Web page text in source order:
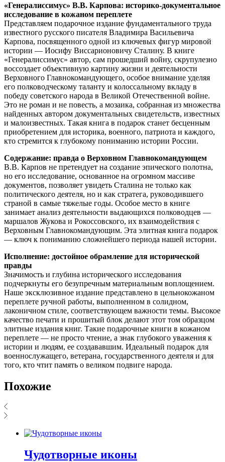
«Генералиссимус» В.В. Карпова: историко-документальное
исследование в кожаном переплете
Представляем подарочное издание фундаментального труда
известного русского писателя Владимира Васильевича
Карпова, посвященного одной из ключевых фигур мировой
истории — Иосифу Виссарионовичу Сталину. В книге
«Генералиссимус» автор, сам прошедший войну, скрупулезно
воссоздает объективную картину жизни и деятельности
Верховного Главнокомандующего, особое внимание уделяя
его полководческому таланту и колоссальному вкладу в
победу советского народа в Великой Отечественной войне.
Это не роман и не повесть, а мозаика, собранная из множества
найденных автором документальных свидетельств, известных
и малоизвестных. Такая книга в подарок станет бесценным
приобретением для историка, военного, патриота и каждого,
кто стремится к глубокому пониманию истории России.
Содержание: правда о Верховном Главнокомандующем
В.В. Карпов не претендует на создание эпического полотна,
но его исследование, основанное на огромном массиве
документов, позволяет увидеть Сталина не только как
политического деятеля, но и как стратега, руководившего
страной в самые тяжелые годы. Особое место в книге
занимает анализ деятельности выдающихся полководцев —
маршалов Жукова и Рокоссовского, их взаимодействия с
Верховным Главнокомандующим. Эта элитная книга подарок
— ключ к пониманию сложнейшего периода нашей истории.
Исполнение: достойное обрамление для исторической
правды
Значимость и глубина исторического исследования
подчеркнуты его безупречным материальным воплощением.
Наше эксклюзивное издание представлено в цельнокожаном
переплете ручной работы, выполненном в солидном,
лаконичном стиле, соответствующем важности темы. Высокое
качество печати и прошитый блок делают этот том образцом
элитные издания книг. Такие подарочные книги в кожаном
переплете — не просто чтение, а знак глубокого уважения к
истории и людям, ее создававшим. Идеальный подарок для
военнослужащего, ветерана, государственного деятеля и для
того, кто чтит память о великом подвиге народа.
Похожие
Чудотворные иконы